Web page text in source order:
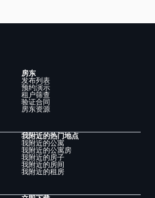
房东
发布列表
预约演示
租户筛查
验证合同
房东资源
我附近的热门地点
我附近的公寓
我附近的公寓房
我附近的房子
我附近的房间
我附近的租房